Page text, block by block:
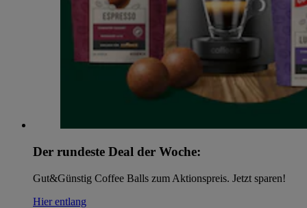
Der rundeste Deal der Woche:
Gut&Günstig Coffee Balls zum Aktionspreis. Jetzt sparen!
Hier entlang